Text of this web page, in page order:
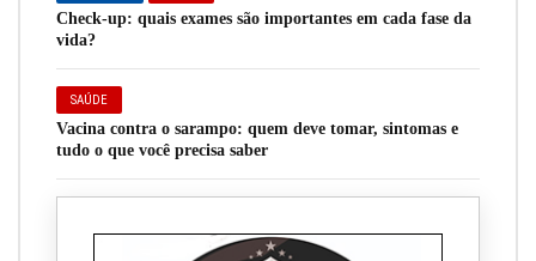
Check-up: quais exames são importantes em cada fase da
vida?
SAÚDE
Vacina contra o sarampo: quem deve tomar, sintomas e
tudo o que você precisa saber